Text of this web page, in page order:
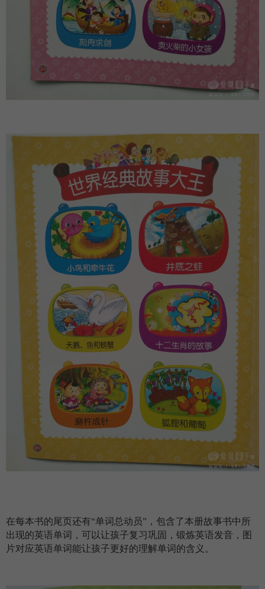
在每本书的尾页还有“单词总动员”，包含了本册故事书中所
出现的英语单词，可以让孩子复习巩固，锻炼英语发音，图
片对应英语单词能让孩子更好的理解单词的含义。